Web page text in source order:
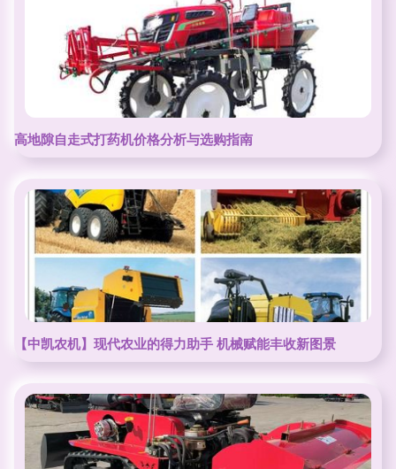
高地隙自走式打药机价格分析与选购指南
【中凯农机】现代农业的得力助手 机械赋能丰收新图景